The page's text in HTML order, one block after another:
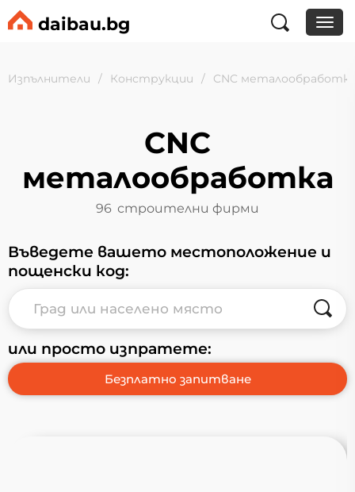
daibau.bg
Изпълнители Конструкции CNC металообработка
CNC
металообработка
96 строителни фирми
Въведете вашето местоположение и
пощенски код:
или просто изпратете: